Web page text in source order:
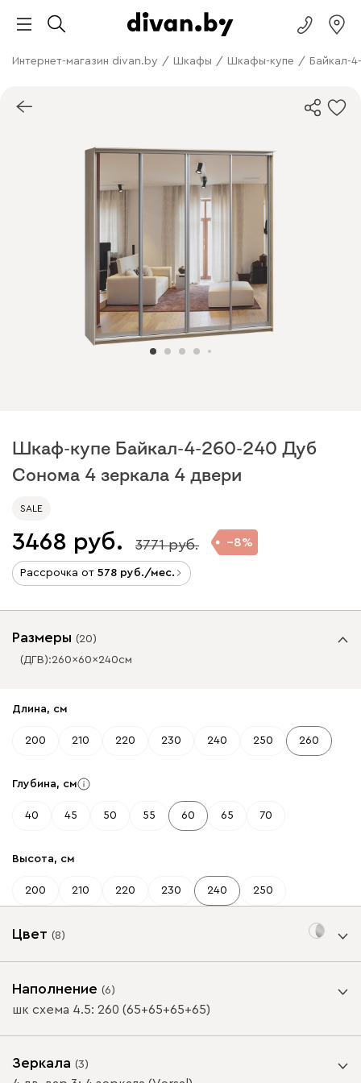
Интернет-магазин divan.by / Шкафы / Шкафы-купе / Байкал-
Шкаф-купе Байкал-4-260-240 Дуб
Сонома 4 зеркала 4 двери
SALE
3468 3771 8
Рассрочка от 578 /мес.
Размеры (20)
(ДГВ):260 ✕ 60 ✕ 240см
Длина, см
200 210 220 230 240 250 260
Глубина, см
40 45 50 55 60 65 70
Высота, см
200 210 220 230 240 250
Цвет (8)
Наполнение (6)
шк схема 4.5: 260 (65+65+65+65)
ВАЖНО! При глубине шкафа-купе менее 60 см /
Зеркала (3)